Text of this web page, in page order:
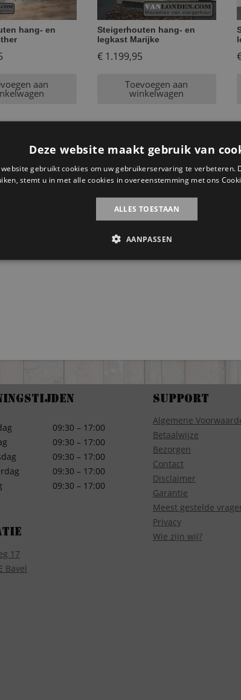
hang- en
aan
Steigerhouten hang- en
legkast Marijke
€1.199,95
Toevoegen aan
winkelwagen
09:30 – 17:00
09:30 – 17:00
09:30 – 17:00
09:30 – 17:00
09:30 – 17:00
17
Bavel
Support
Algemene
Betaalwijze
Bezorgen
Contact
Disclaimer
Garantie
Meest gestelde
Privacy
Wie zijn wij?
Deze website maakt gebruik van
website gebruikt cookies om uw gebruikerservaring te verbeteren.
stemt u in met alle cookies in overeenstemming met ons
ALLES TOESTAAN
AANPASSEN